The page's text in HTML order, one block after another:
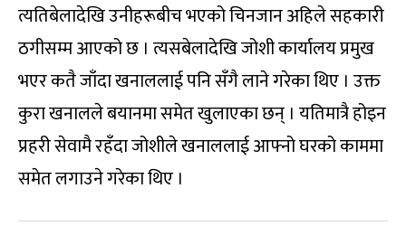
त्यतिबेलादेखि उनीहरूबीच भएको चिनजान अहिले सहकारी
ठगीसम्म आएको छ । त्यसबेलादेखि जोशी कार्यालय प्रमुख
भएर कतै जाँदा खनाललाई पनि सँगै लाने गरेका थिए । उक्त
कुरा खनालले बयानमा समेत खुलाएका छन् । यतिमात्रै होइन
प्रहरी सेवामै रहँदा जोशीले खनाललाई आफ्नो घरको काममा
समेत लगाउने गरेका थिए ।